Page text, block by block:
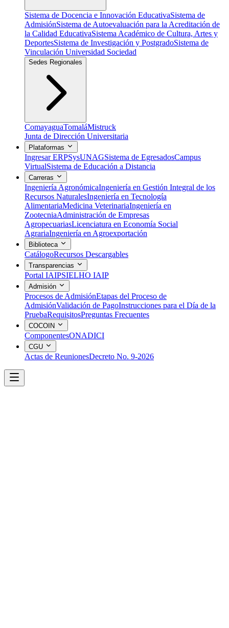
Sistema de Docencia e Innovación EducativaSistema de
AdmisiónSistema de Autoevaluación para la Acreditación de
la Calidad EducativaSistema Académico de Cultura, Artes y
DeportesSistema de Investigación y PostgradoSistema de
Vinculación Universidad Sociedad
Sedes Regionales
ComayaguaTomaláMistruck
Junta de Dirección Universitaria
Plataformas
Ingresar ERPSysUNAGSistema de EgresadosCampus
VirtualSistema de Educación a Distancia
Carreras
Ingeniería AgronómicaIngeniería en Gestión Integral de los
Recursos NaturalesIngeniería en Tecnología
AlimentariaMedicina VeterinariaIngeniería en
ZootecniaAdministración de Empresas
AgropecuariasLicenciatura en Economía Social
AgrariaIngeniería en Agroexportación
Biblioteca
CatálogoRecursos Descargables
Transparencias
Portal IAIPSIELHO IAIP
Admisión
Procesos de AdmisiónEtapas del Proceso de
AdmisiónValidación de PagoInstrucciones para el Día de la
PruebaRequisitosPreguntas Frecuentes
COCOIN
ComponentesONADICI
CGU
Actas de ReunionesDecreto No. 9-2026